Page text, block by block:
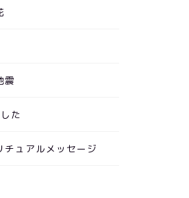
震
た
チュアルメッセージ